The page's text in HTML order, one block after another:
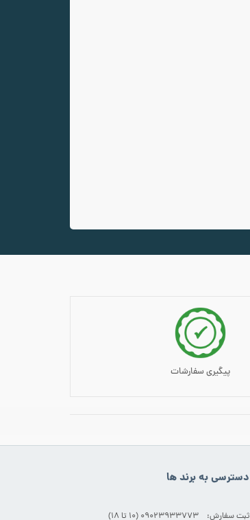
پیگیری سفارشات
دسترسی به برند ها
ثبت سفارش: 09023933773 (۱۰ تا ۱۸)